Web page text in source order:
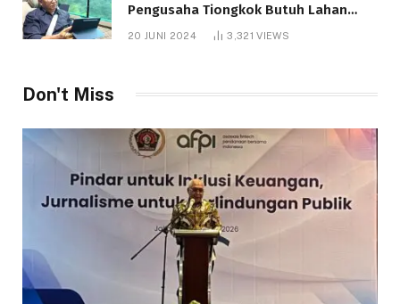
Pengusaha Tiongkok Butuh Lahan
1.000 Hektare
20 JUNI 2024 3,321VIEWS
Don't Miss